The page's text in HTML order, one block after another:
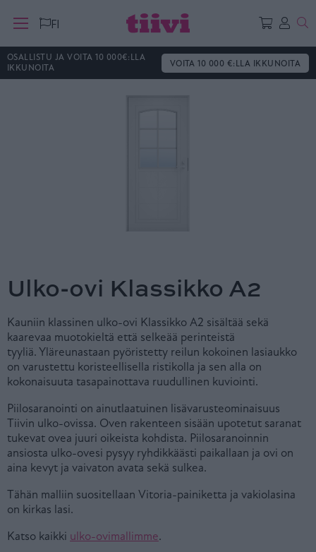
FI Hae
OSALLISTU JA VOITA 10 000€:LLA
IKKUNOITA
VOITA 10 000 €:LLA IKKUNOITA
Ulko-ovi Klassikko A2
Kauniin klassinen ulko-ovi Klassikko A2 sisältää sekä
kaarevaa muotokieltä että selkeää perinteistä
tyyliä. Yläreunastaan pyöristetty reilun kokoinen lasiaukko
on varustettu koristeellisella ristikolla ja sen alla on
kokonaisuuta tasapainottava ruudullinen kuviointi.
Piilosaranointi on ainutlaatuinen lisävarusteominaisuus
Tiivin ulko-ovissa. Oven rakenteen sisään upotetut saranat
tukevat ovea juuri oikeista kohdista. Piilosaranoinnin
ansiosta ulko-ovesi pysyy ryhdikkäästi paikallaan ja ovi on
aina kevyt ja vaivaton avata sekä sulkea.
Tähän malliin suositellaan Vitoria-painiketta ja vakiolasina
on kirkas lasi.
Katso kaikki ulko-ovimallimme.